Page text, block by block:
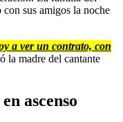
con sus amigos la noche
a ver un contrato, con
la madre del cantante
ascenso